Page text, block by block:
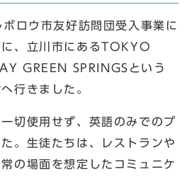
ロウ市友好訪問団受入事業に
、立川市にあるTOKYO
GREEN SPRINGSという
行きました。
切使用せず、英語のみでのプ
。生徒たちは、レストランや
の場面を想定したコミュニケ